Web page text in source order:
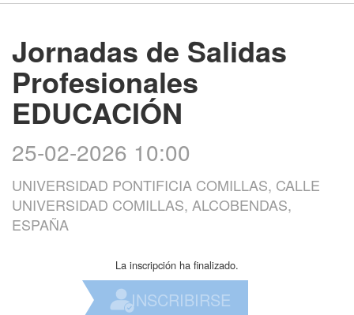
Jornadas de Salidas
Profesionales
EDUCACIÓN
25-02-2026 10:00
UNIVERSIDAD PONTIFICIA COMILLAS, CALLE
UNIVERSIDAD COMILLAS, ALCOBENDAS,
ESPAÑA
La inscripción ha finalizado.
INSCRIBIRSE